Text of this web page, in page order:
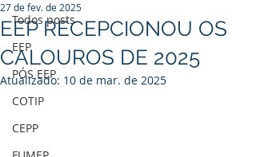
Todos posts
EEP
PÓS EEP
COTIP
CEPP
EEP RECEPCIONOU OS
CALOUROS DE 2025
27 de fev. de 2025
Atualizado: 10 de mar. de 2025